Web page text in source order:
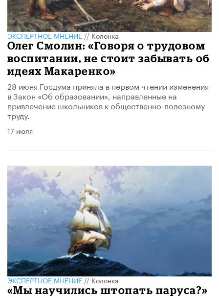
ЭКСПЕРТНОЕ МНЕНИЕ//Колонка
Олег Смолин: «Говоря о трудовом
воспитании, не стоит забывать об
идеях Макаренко»
28 июня Госдума приняла в первом чтении изменения
в Закон «Об образовании», направленные на
привлечение школьников к общественно-полезному
труду.
17 июля
ЭКСПЕРТНОЕ МНЕНИЕ//Колонка
«Мы научились штопать паруса?»